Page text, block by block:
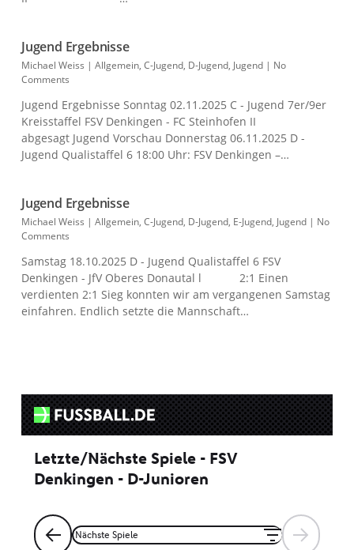
Jugend Ergebnisse
Michael Weiss | Allgemein, C-Jugend, D-Jugend, Jugend | No
Comments
Jugend Ergebnisse Sonntag 02.11.2025 C - Jugend 7er/9er
Kreisstaffel FSV Denkingen - FC Steinhofen II
abgesagt Jugend Vorschau Donnerstag 06.11.2025 D -
Jugend Qualistaffel 6 18:00 Uhr: FSV Denkingen –…
Jugend Ergebnisse
Michael Weiss | Allgemein, C-Jugend, D-Jugend, E-Jugend, Jugend | No
Comments
Samstag 18.10.2025 D - Jugend Qualistaffel 6 FSV
Denkingen - JfV Oberes Donautal l 2:1 Einen
verdienten 2:1 Sieg konnten wir am vergangenen Samstag
einfahren. Endlich setzte die Mannschaft…